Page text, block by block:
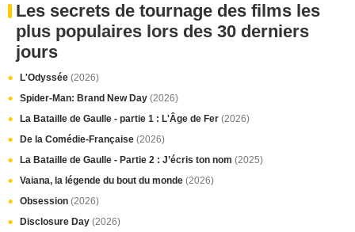
Les secrets de tournage des films les
plus populaires lors des 30 derniers
jours
L'Odyssée (2026)
Spider-Man: Brand New Day (2026)
La Bataille de Gaulle - partie 1 : L'Âge de Fer (2026)
De la Comédie-Française (2026)
La Bataille de Gaulle - Partie 2 : J’écris ton nom (2025)
Vaiana, la légende du bout du monde (2026)
Obsession (2026)
Disclosure Day (2026)